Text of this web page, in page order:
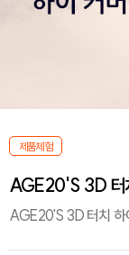
제품체험
AGE20'S 3D 터
AGE20'S 3D 터치 하